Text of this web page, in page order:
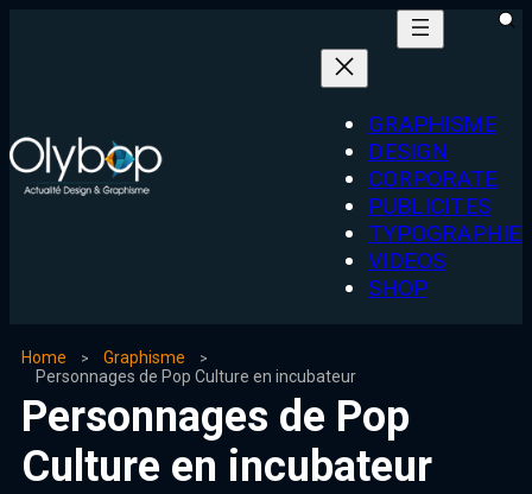
GRAPHISME
DESIGN
CORPORATE
PUBLICITES
TYPOGRAPHIE
VIDEOS
SHOP
Home
Graphisme
Personnages de Pop Culture en incubateur
Personnages de Pop
Culture en incubateur